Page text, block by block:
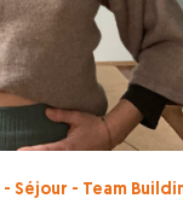
Séjour - Team